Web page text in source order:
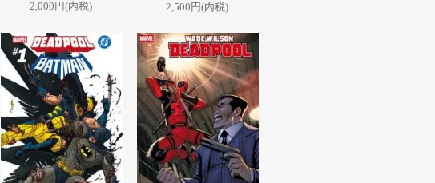
2,000円(内税)
2,500円(内税)